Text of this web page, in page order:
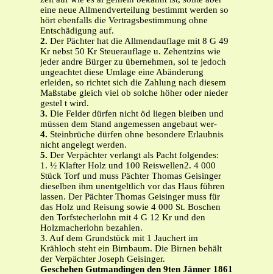
eine neue Allmendverteilung bestimmt werden so
hört ebenfalls die Vertragsbestimmung ohne
Entschädigung auf.
2. Der Pächter hat die Allmendauflage mit 8 G 49
Kr nebst 50 Kr Steuerauflage u. Zehentzins wie
jeder andre Bürger zu übernehmen, sol te jedoch
ungeachtet diese Umlage eine Abänderung
erleiden, so richtet sich die Zahlung nach diesem
Maßstabe gleich viel ob solche höher oder nieder
gestel t wird.
3. Die Felder dürfen nicht öd liegen bleiben und
müssen dem Stand angemessen angebaut wer-
4. Steinbrüche dürfen ohne besondere Erlaubnis
nicht angelegt werden.
5. Der Verpächter verlangt als Pacht folgendes:
1. ½ Klafter Holz und 100 Reiswellen2. 4 000
Stück Torf und muss Pächter Thomas Geisinger
dieselben ihm unentgeltlich vor das Haus führen
lassen. Der Pächter Thomas Geisinger muss für
das Holz und Reisung sowie 4 000 St. Boschen
den Torfstecherlohn mit 4 G 12 Kr und den
Holzmacherlohn bezahlen.
3. Auf dem Grundstück mit 1 Jauchert im
Krähloch steht ein Birnbaum. Die Birnen behält
der Verpächter Joseph Geisinger.
Geschehen Gutmandingen den 9ten Jänner 1861